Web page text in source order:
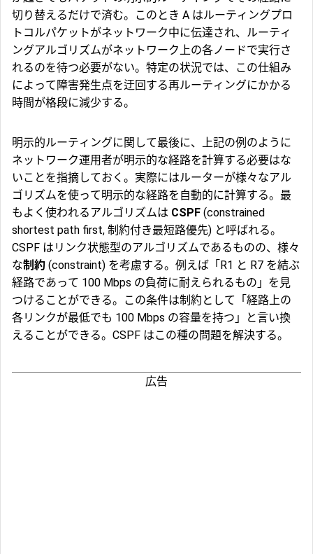
切り替えるだけで済む。このとき A はルーティングプロ
トコルパケットがネットワーク中に伝達され、ルーティ
ングアルゴリズムがネットワーク上の各ノードで実行さ
れるのを待つ必要がない。特定の状況では、この仕組み
によって障害発生点を迂回する再ルーティングにかかる
時間が格段に減少する。
明示的ルーティングに関して最後に、上記の例のように
ネットワーク運用者が明示的な経路を計算する必要はな
いことを指摘しておく。実際にはルーターが様々なアル
ゴリズムを使って明示的な経路を自動的に計算する。最
もよく使われるアルゴリズムは CSPF (constrained
shortest path first, 制約付き最短路優先) と呼ばれる。
CSPF はリンク状態型のアルゴリズムであるものの、様々
な制約 (constraint) を考慮する。例えば「R1 と R7 を結ぶ
経路であって 100 Mbps の負荷に耐えられるもの」を見
つけることができる。この条件は制約として「経路上の
各リンクが最低でも 100 Mbps の容量を持つ」と言い換
えることができる。CSPF はこの種の問題を解決する。
広告